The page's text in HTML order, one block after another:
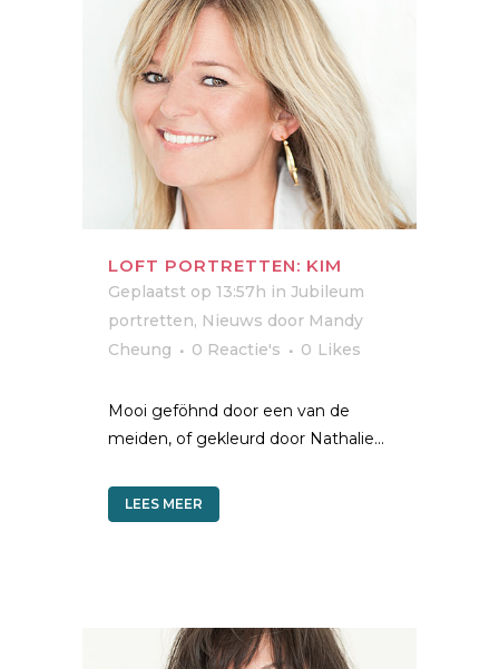
LOFT PORTRETTEN: KIM
Geplaatst op 13:57h in Jubileum
portretten, Nieuws door Mandy
Cheung
0 Reactie's 0 Likes
Mooi geföhnd door een van de
meiden, of gekleurd door Nathalie...
LEES MEER